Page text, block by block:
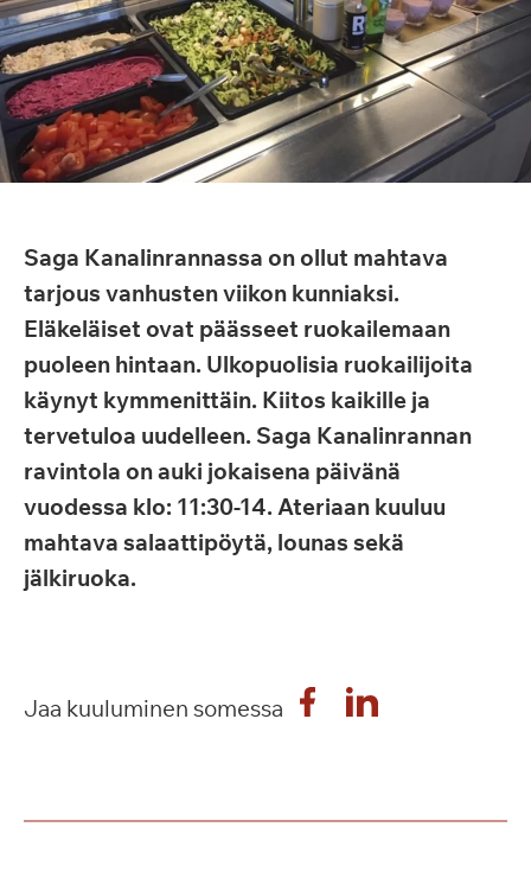
Saga Kanalinrannassa on ollut mahtava
tarjous vanhusten viikon kunniaksi.
Eläkeläiset ovat päässeet ruokailemaan
puoleen hintaan. Ulkopuolisia ruokailijoita
käynyt kymmenittäin. Kiitos kaikille ja
tervetuloa uudelleen. Saga Kanalinrannan
ravintola on auki jokaisena päivänä
vuodessa klo: 11:30-14. Ateriaan kuuluu
mahtava salaattipöytä, lounas sekä
jälkiruoka.
Jaa kuuluminen somessa